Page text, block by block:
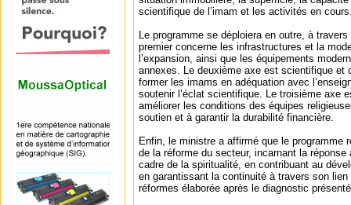
scientifique de l’imam et les activités en
Le programme se déploiera en outre, à
premier concerne les infrastructures et la
l’expansion, ainsi que les équipements
annexes. Le deuxième axe est scientifique et
former les imams en adéquation avec
soutenir l’éclat scientifique. Le troisième axe
améliorer les conditions des équipes
soutien et à garantir la durabilité financière.
Enfin, le ministre a affirmé que le programme
de la réforme du secteur, incarnant la
cadre de la spiritualité, en contribuant au
en garantissant la continuité à travers son
réformes élaborée après le diagnostic